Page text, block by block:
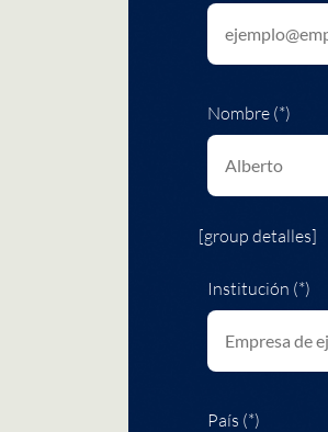
Nombre (*)
[group detalles]
Institución (*)
País (*)